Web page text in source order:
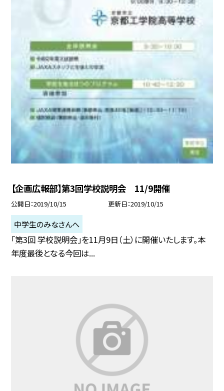
【企画広報部】第3回学校説明会 11/9開催
公開日 2019/10/15 更新日 2019/10/15
中学生のみなさんへ
「第3回 学校説明会」を11月9日（土）に開催いたします。本
年度最後となる今回は...